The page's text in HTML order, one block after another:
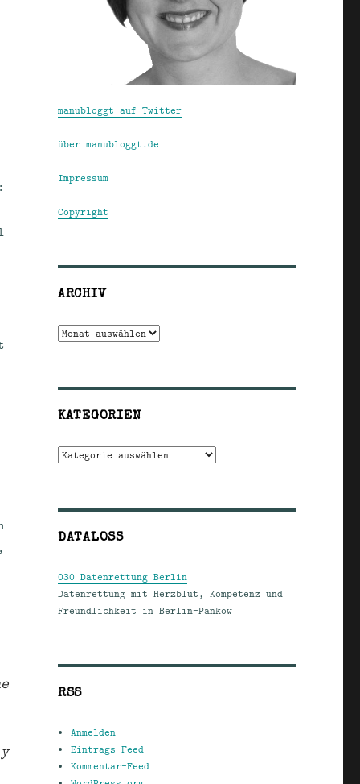
manubloggt auf Twitter
über manubloggt.de
Impressum
Copyright
ARCHIV
Archiv
KATEGORIEN
Kategorien
DATALOSS
030 Datenrettung Berlin
Datenrettung mit Herzblut, Kompetenz und
Freundlichkeit in Berlin-Pankow
RSS
Anmelden
Eintrags-Feed
Kommentar-Feed